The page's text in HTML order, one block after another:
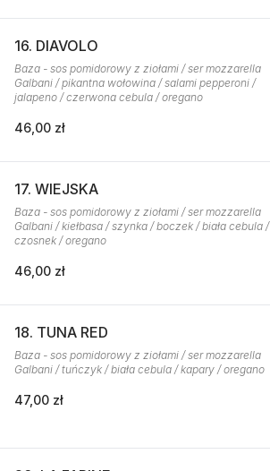
16. DIAVOLO
Baza - sos pomidorowy z ziołami / ser mozzarella
Galbani / pikantna wołowina / salami pepperoni /
jalapeno / czerwona cebula / oregano
46,00 zł
17. WIEJSKA
Baza - sos pomidorowy z ziołami / ser mozzarella
Galbani / kiełbasa / szynka / boczek / biała cebula /
czosnek / oregano
46,00 zł
18. TUNA RED
Baza - sos pomidorowy z ziołami / ser mozzarella
Galbani / tuńczyk / biała cebula / kapary / oregano
47,00 zł